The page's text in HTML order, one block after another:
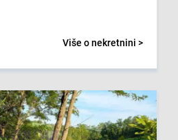
Više o nekretnini >